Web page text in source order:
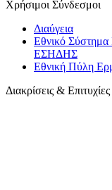
Χρήσιμοι Σύνδεσμοι
Διαύγεια
Εθνικό
ΕΣΗΔΗΣ
Εθνική Πύλη
Διακρίσεις & Επιτυχίες